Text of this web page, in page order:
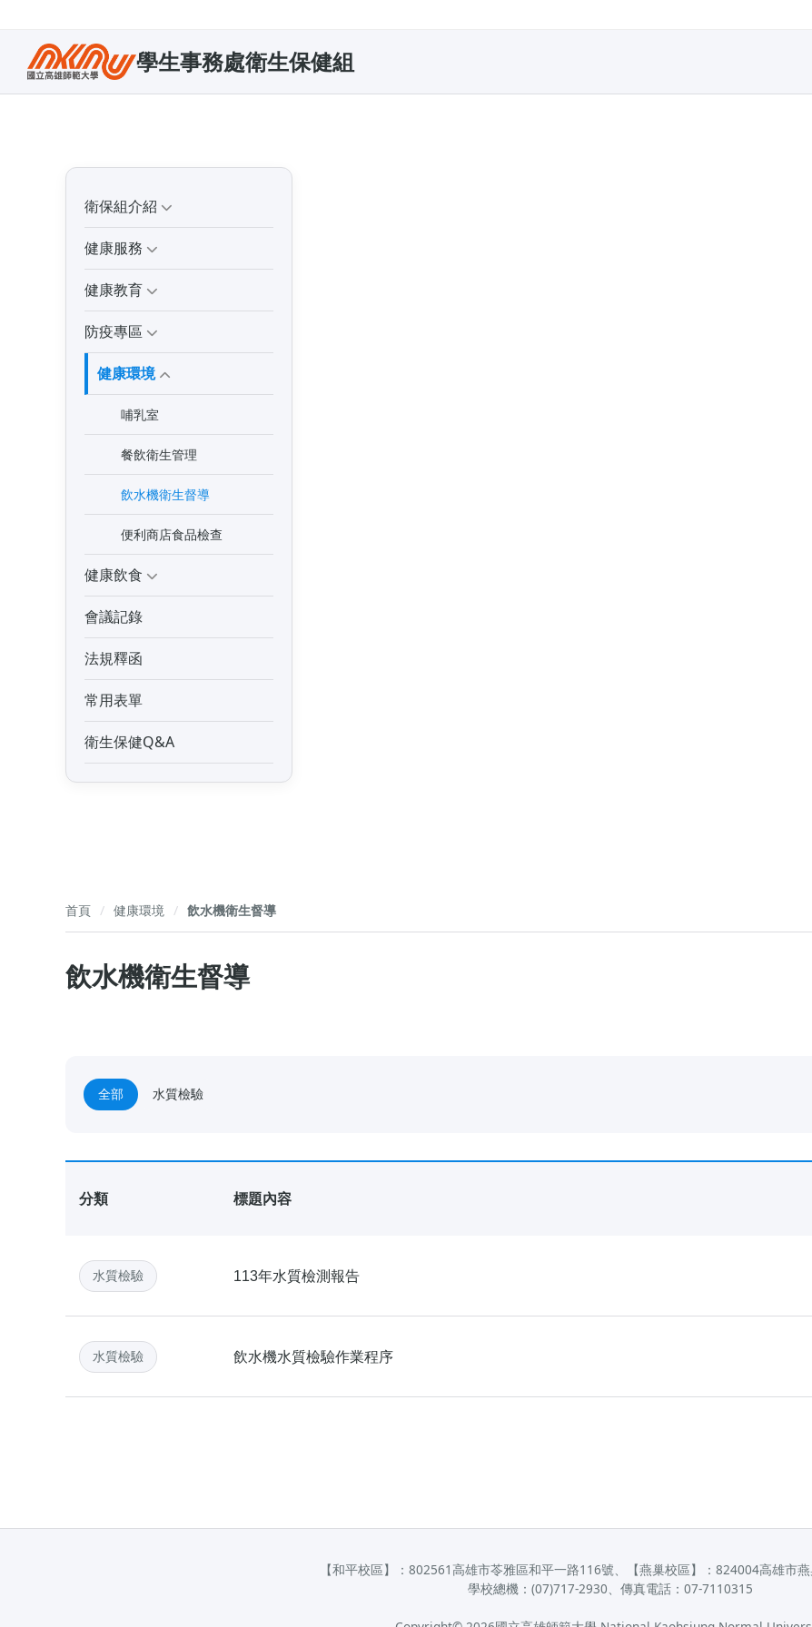
學生事務處衛生保健組
衛保組介紹
健康服務
健康教育
防疫專區
健康環境
哺乳室
餐飲衛生管理
飲水機衛生督導
便利商店食品檢查
健康飲食
會議記錄
法規釋函
常用表單
衛生保健Q&A
首頁 健康環境 飲水機衛生督導
飲水機衛生督導
全部 水質檢驗
分類 標題內容
水質檢驗 113年水質檢測報告
水質檢驗 飲水機水質檢驗作業程序
【和平校區】：802561高雄市苓雅區和平一路116號、【燕巢校區】：824004高雄市
學校總機：(07)717-2930、傳真電話：07-7110315